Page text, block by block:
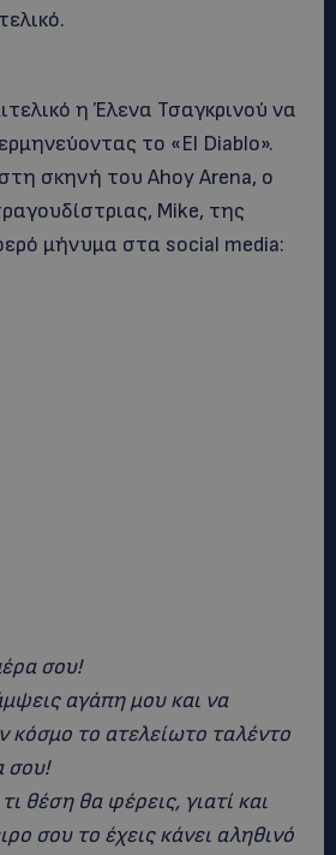
η Έλενα Τσαγκρινού να
το «El Diablo».
σκηνή του Ahoy Arena, ο
Mike, της
μήνυμα στα social media:
σου!
αγάπη μου και να
κόσμο το ατελείωτο ταλέντο
σου!
θέση θα φέρεις, γιατί και
σου το έχεις κάνει αληθινό